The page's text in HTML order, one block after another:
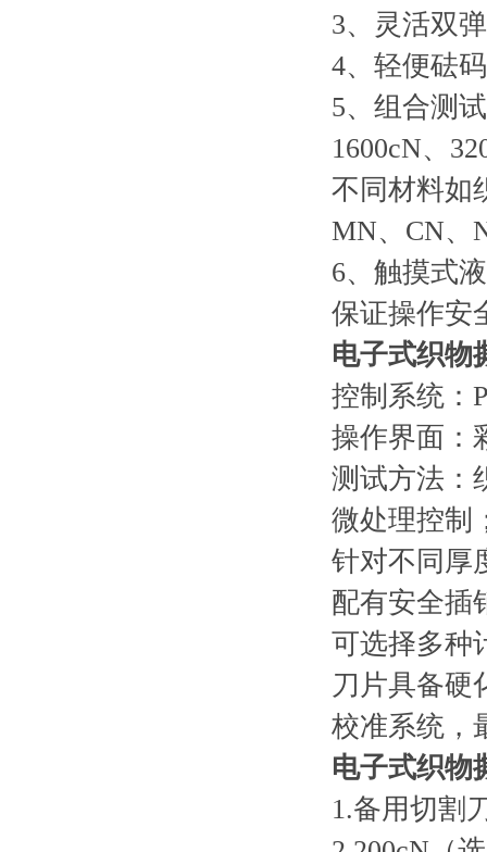
3、灵活双
4、轻便砝
5、组合测
1600cN、
不同材料如
MN、CN、
6、触摸式
保证操作安
电子式织物
控制系统：
操作界面：
测试方法：
微处理控制
针对不同厚
配有安全插
可选择多种
刀片具备硬
校准系统，
电子式织物
1.备用切割